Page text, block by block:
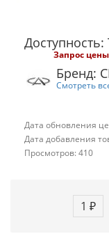
Запрос
Бренд:
Смотреть
Дата обновления
Дата добавления
Просмотров: 410
1 ₽